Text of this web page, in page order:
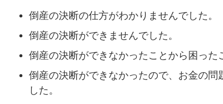
倒産の決断の仕方がわかりませんでした。
倒産の決断ができませんでした。
倒産の決断ができなかったことから困った
倒産の決断ができなかったので、お金の問
した。